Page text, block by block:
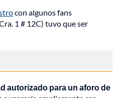
con algunos fans
1 # 12C) tuvo que ser
autorizado para un aforo de